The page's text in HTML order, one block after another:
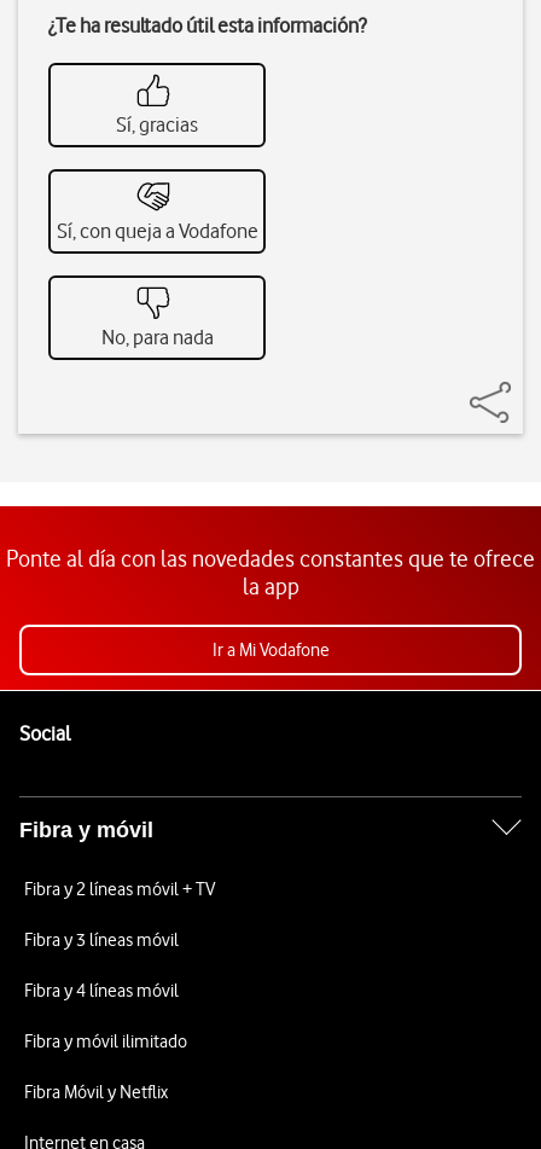
¿Te ha resultado útil esta información?
Sí, gracias
Sí, con queja a Vodafone
No, para nada
Ponte al día con las novedades constantes que te ofrece
la app
Ir a Mi Vodafone
SocialEnlaces a las redes sociales de Vodafone
Fibra y móvil
Fibra y 2 líneas móvil + TV
Fibra y 3 líneas móvil
Fibra y 4 líneas móvil
Fibra y móvil ilimitado
Fibra Móvil y Netflix
Internet en casa